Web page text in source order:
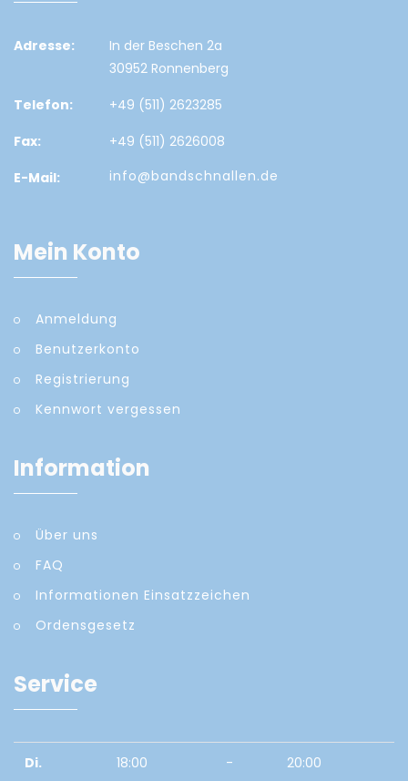
Adresse:
In der Beschen 2a
30952 Ronnenberg
Telefon:
+49 (511) 2623285
Fax:
+49 (511) 2626008
E-Mail:
info@bandschnallen.de
Mein Konto
Anmeldung
Benutzerkonto
Registrierung
Kennwort vergessen
Information
Über uns
FAQ
Informationen Einsatzzeichen
Ordensgesetz
Service
Di. 18:00 - 20:00